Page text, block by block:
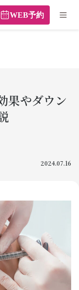
WEB予約
果やダウン
2024.07.16